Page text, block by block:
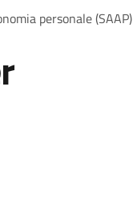
personale (SAAP)